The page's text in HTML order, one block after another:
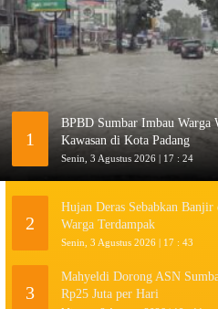
1
BPBD Sumbar Imbau Warga
Kawasan di Kota Padang
Senin, 3 Agustus 2026 | 17 : 24
2
Hujan Deras Sebabkan
Warga Terdampak
Senin, 3 Agustus 2026 | 17 : 43
3
Mahyeldi Dorong ASN
Rp25 Juta per Hari